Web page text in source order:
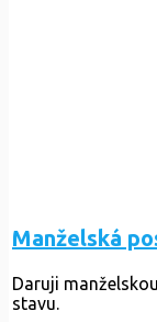
Manželská
Daruji
stavu.